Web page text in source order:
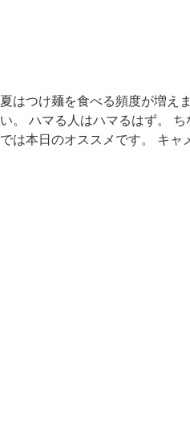
夏はつけ麺を食べる頻度が増え
い。 ハマる人はハマるはず。
では本日のオススメです。 キ